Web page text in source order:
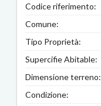
Codice riferimento:
Comune:
Tipo Proprietà:
Supercifie Abitable:
Dimensione terreno:
Condizione: